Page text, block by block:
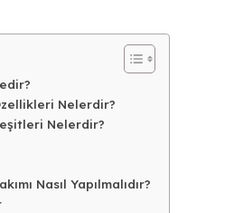
Nelerdir?
Nelerdir?
Nasıl Yapılmalıdır?